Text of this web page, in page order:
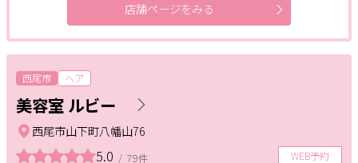
店舗ページをみる
西尾市 ヘア
美容室 ルビー
WEB予約
5.0 / 79件
西尾市山下町八幡山76